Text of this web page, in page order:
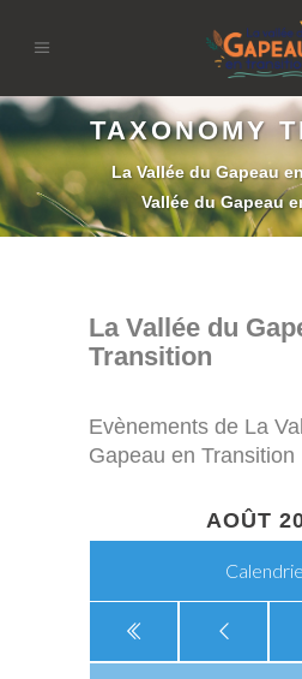
TAXONOMY
La Vallée du Gapeau
Vallée du Gapeau
La Vallée du
Transition
Evènements de La
Gapeau en Transition
AOÛT